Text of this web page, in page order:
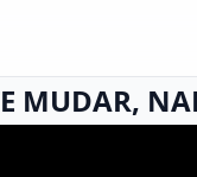
MUDAR,